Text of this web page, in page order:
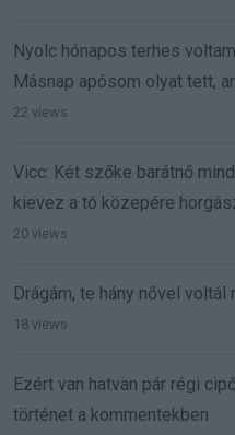
Nyolc hónapos terhes
Másnap apósom olyat tett,
22 views
Vicc: Két szőke barátnő
kievez a tó közepére
20 views
Drágám, te hány nővel voltál
18 views
Ezért van hatvan pár régi
történet a kommentekben